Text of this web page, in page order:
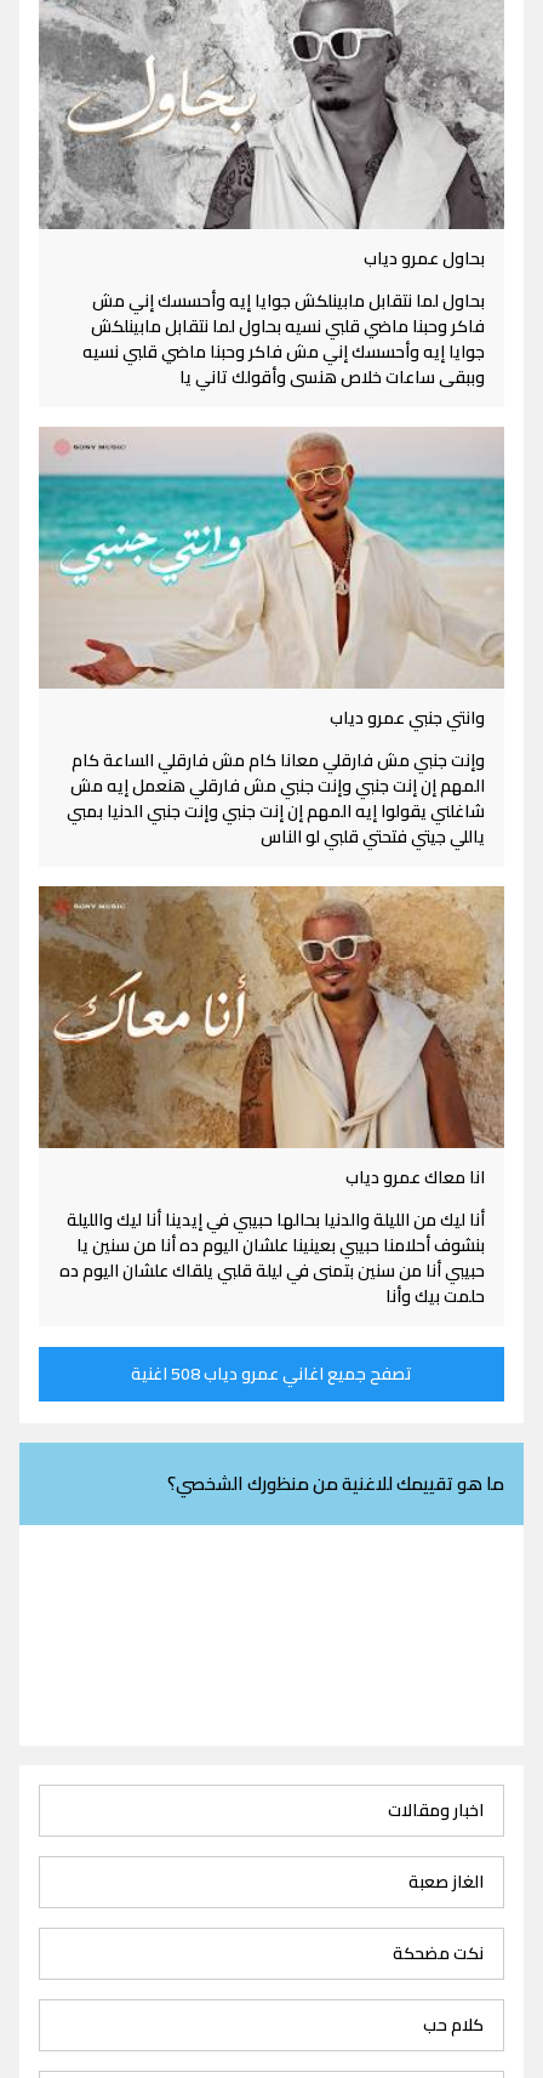
بحاول عمرو دياب
بحاول لما نتقابل مابينلكش جوايا إيه وأحسسك إني مش
فاكر وحبنا ماضي قلبي نسيه بحاول لما نتقابل مابينلكش
جوايا إيه وأحسسك إني مش فاكر وحبنا ماضي قلبي نسيه
وببقى ساعات خلاص هنسى وأقولك تاني يا
وانتي جنبي عمرو دياب
وإنت جنبي مش فارقلي معانا كام مش فارقلي الساعة كام
المهم إن إنت جنبي وإنت جنبي مش فارقلي هنعمل إيه مش
شاغلني يقولوا إيه المهم إن إنت جنبي وإنت جنبي الدنيا بمبي
ياللي جيتي فتحتي قلبي لو الناس
انا معاك عمرو دياب
أنا ليك من الليلة والدنيا بحالها حبيبي في إيدينا أنا ليك والليلة
بنشوف أحلامنا حبيبي بعينينا علشان اليوم ده أنا من سنين يا
حبيبي أنا من سنين بتمنى في ليلة قلبي يلقاك علشان اليوم ده
حلمت بيك وأنا
تصفح جميع اغاني عمرو دياب 508 اغنية
ما هو تقييمك للاغنية من منظورك الشخصي؟
اخبار ومقالات
الغاز صعبة
نكت مضحكة
كلام حب